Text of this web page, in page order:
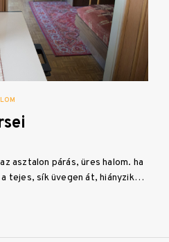
asztalon párás, üres halom. ha
tejes, sík üvegen át, hiányzik…